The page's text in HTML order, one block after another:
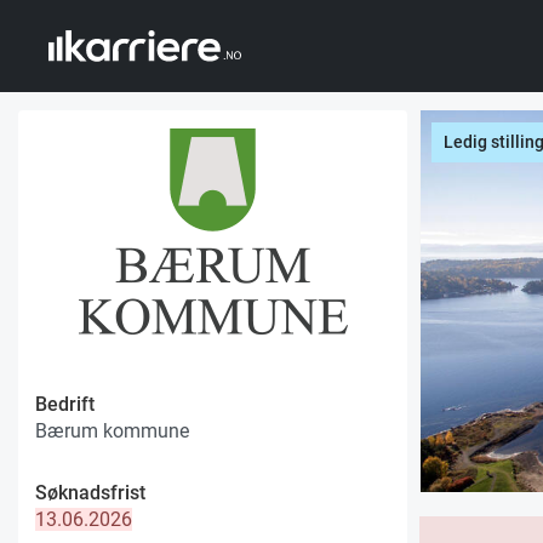
Bedrift
Bærum kommune
Søknadsfrist
13.06.2026
Ledig stilling